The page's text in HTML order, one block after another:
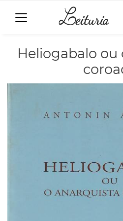
Heliogabalo ou